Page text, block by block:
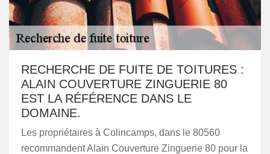
RECHERCHE DE FUITE DE TOITURES :
ALAIN COUVERTURE ZINGUERIE 80
EST LA RÉFÉRENCE DANS LE
DOMAINE.
Les propriétaires à Colincamps, dans le 80560
recommandent Alain Couverture Zinguerie 80 pour la